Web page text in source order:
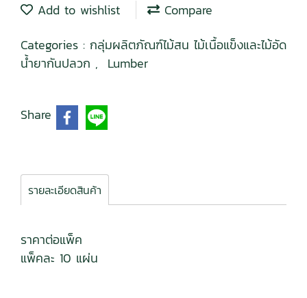
Add to wishlist
Compare
Categories : กลุ่มผลิตภัณฑ์ไม้สน ไม้เนื้อแข็งและไม้อัด
น้ำยากันปลวก , Lumber
Share
รายละเอียดสินค้า
ราคาต่อแพ็ค
แพ็คละ 10 แผ่น